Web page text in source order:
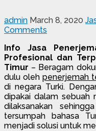
admin March 8, 2020
Comments
Info Jasa
Profesional dan
Timur – Beragam
dulu oleh penerjemah
di negara Turki.
dipakai dalam sebuah
dilaksanakan
tersumpah bahasa
menjadi solusi untuk